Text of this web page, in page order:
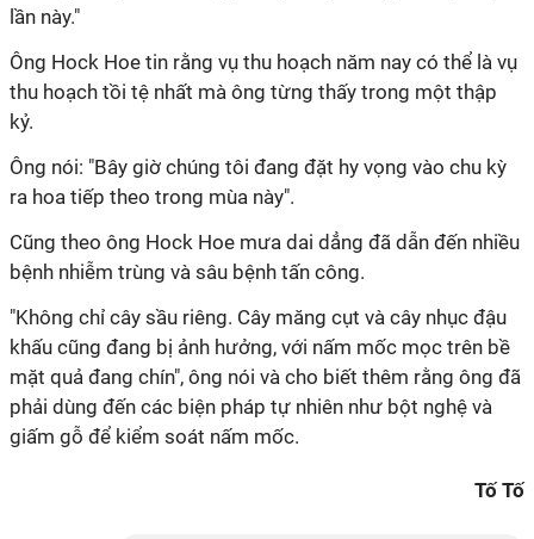
lần này."
Ông Hock Hoe tin rằng vụ thu hoạch năm nay có thể là vụ
thu hoạch tồi tệ nhất mà ông từng thấy trong một thập
kỷ.
Ông nói: "Bây giờ chúng tôi đang đặt hy vọng vào chu kỳ
ra hoa tiếp theo trong mùa này".
Cũng theo ông Hock Hoe mưa dai dẳng đã dẫn đến nhiều
bệnh nhiễm trùng và sâu bệnh tấn công.
"Không chỉ cây sầu riêng. Cây măng cụt và cây nhục đậu
khấu cũng đang bị ảnh hưởng, với nấm mốc mọc trên bề
mặt quả đang chín", ông nói và cho biết thêm rằng ông đã
phải dùng đến các biện pháp tự nhiên như bột nghệ và
giấm gỗ để kiểm soát nấm mốc.
Tố Tố